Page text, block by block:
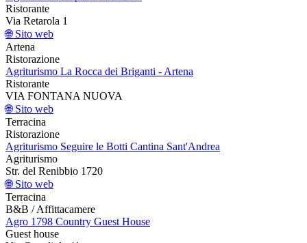
Ristorante
Via Retarola 1
🌐 Sito web
Artena
Ristorazione
Agriturismo La Rocca dei Briganti - Artena
Ristorante
VIA FONTANA NUOVA
🌐 Sito web
Terracina
Ristorazione
Agriturismo Seguire le Botti Cantina Sant'Andrea
Agriturismo
Str. del Renibbio 1720
🌐 Sito web
Terracina
B&B / Affittacamere
Agro 1798 Country Guest House
Guest house